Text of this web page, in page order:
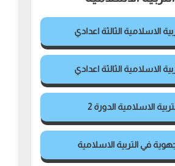
الاسلامية الثالثة اعدادي
الاسلامية الثالثة اعدادي
الاسلامية الدورة 2
في التربية الاسلامية